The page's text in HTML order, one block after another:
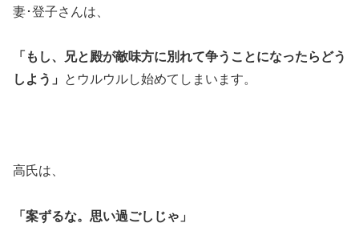
妻･登子さんは、
「もし、兄と殿が敵味方に別れて争うことになったらどう
しよう」
とウルウルし始めてしまいます。
高氏は、
「案ずるな。思い過ごしじゃ」